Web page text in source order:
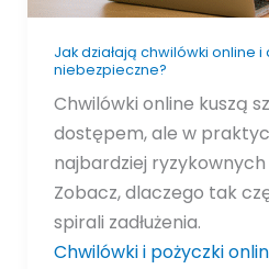
Jak działają chwilówki online
niebezpieczne?
Chwilówki online kuszą
dostępem, ale w
najbardziej
Zobacz, dlaczego tak
spirali zadłużenia.
Chwilówki i pożyczki